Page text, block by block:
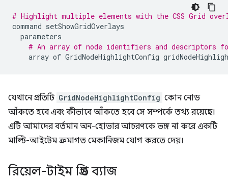
# Highlight multiple elements with the CSS Grid
command setShowGridOverlays
parameters
# An array of node identifiers and descriptors
array of GridNodeHighlightConfig
যেখানে প্রতিটি GridNodeHighlightConfig কোন নোড
আঁকতে হবে এবং কীভাবে আঁকতে হবে সে সম্পর্কে তথ্য রয়েছে।
এটি আমাদের বর্তমান অন-হোভার আচরণকে ভঙ্গ না করে একটি
মাল্টি-আইটেম ক্রমাগত মেকানিজম যোগ করতে দেয়।
রিয়েল-টাইম গ্রিড ব্যাজ